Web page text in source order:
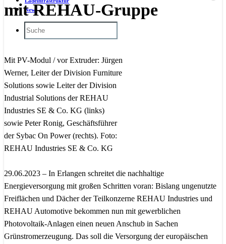
News
mit REHAU-Gruppe
Mit PV-Modul / vor Extruder: Jürgen
Werner, Leiter der Division Furniture
Solutions sowie Leiter der Division
Industrial Solutions der REHAU
Industries SE & Co. KG (links)
sowie Peter Ronig, Geschäftsführer
der Sybac On Power (rechts). Foto:
REHAU Industries SE & Co. KG
29.06.2023 – In Erlangen schreitet die nachhaltige
Energieversorgung mit großen Schritten voran: Bislang ungenutzte
Freiflächen und Dächer der Teilkonzerne REHAU Industries und
REHAU Automotive bekommen nun mit gewerblichen
Photovoltaik-Anlagen einen neuen Anschub in Sachen
Grünstromerzeugung. Das soll die Versorgung der europäischen